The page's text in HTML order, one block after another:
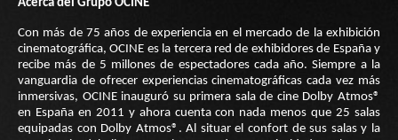
Acerca del Grupo OCINE
Con más de 75 años de experiencia en el mercado de la exhibición
cinematográfica, OCINE es la tercera red de exhibidores de España y
recibe más de 5 millones de espectadores cada año. Siempre a la
vanguardia de ofrecer experiencias cinematográficas cada vez más
inmersivas, OCINE inauguró su primera sala de cine Dolby Atmos®
en España en 2011 y ahora cuenta con nada menos que 25 salas
equipadas con Dolby Atmos®. Al situar el confort de sus salas y la